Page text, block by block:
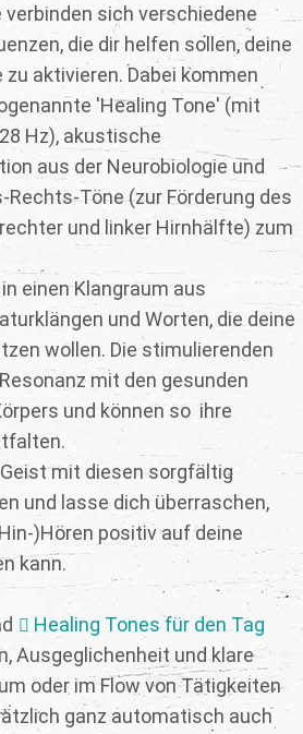
sich verschiedene
die dir helfen sollen, deine
aktivieren. Dabei kommen
'Healing Tone' (mit
Hz), akustische
aus der Neurobiologie und
Töne (zur Förderung des
und linker Hirnhälfte) zum
einen Klangraum aus
und Worten, die deine
wollen. Die stimulierenden
mit den gesunden
und können so ihre
mit diesen sorgfältig
und lasse dich überraschen,
)Hören positiv auf deine
kann.
Healing Tones für den Tag
Ausgeglichenheit und klare
oder im Flow von Tätigkeiten
ganz automatisch auch